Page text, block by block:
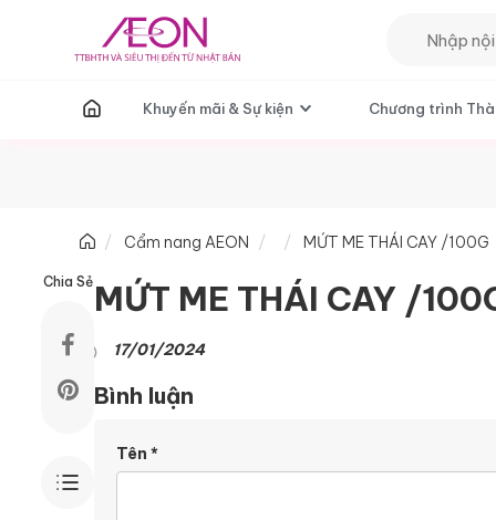
T Khuyến mãi & Sự kiện Chương trình
Cẩm nang AEON MỨT ME THÁI CAY /100G
Chia Sẻ MỨT ME THÁI CAY /
17/01/2024
Bình luận
Tên *